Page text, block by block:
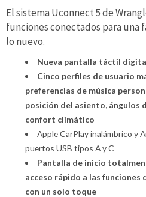
El sistema Uconnect 5 de
funciones conectados para una
lo nuevo.
Nueva pantalla táctil
Cinco perfiles de usuario
preferencias de música
posición del asiento, ángulos
confort climático
Apple CarPlay inalámbrico y
puertos USB tipos A y C
Pantalla de inicio
acceso rápido a las funciones
con un solo toque